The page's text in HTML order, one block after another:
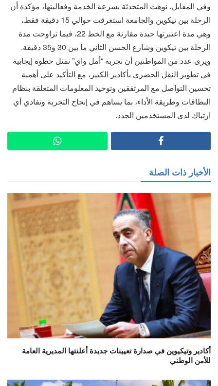
وفي المقابل، نوهت المتحدثة بسرعة الخدمة وفعاليتها، مؤكدة أن
الرحلة بين تيكوين والجامعة استغرقت حوالي 15 دقيقة فقط،
وهي مدة اعتبرتها جيدة مقارنة مع الخط 22، فيما تراوحت مدة
الرحلة بين تيكوين وشارع الحسن الثاني ما بين 30 و35 دقيقة.
ويرى عدد من المواطنين أن تجربة “أمل واي” تمثل خطوة إيجابية
في تطوير النقل الحضري بأكادير الكبير، مع التأكيد على أهمية
تحسين التواصل مع المرتفقين وتوحيد المعلومات المتعلقة بنظام
البطاقات وطريقة الأداء، بما يساهم في إنجاح التجربة وتفادي أي
ارتباك لدى المستخدمين الجدد.
الأخبار ذات الصلة
أكادير وتيكيوين في صدارة تعيينات جديدة أعلنتها المديرية العامة
للأمن الوطني